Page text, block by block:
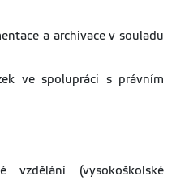
a archivace v souladu
ve spolupráci s právním
vzdělání (vysokoškolské